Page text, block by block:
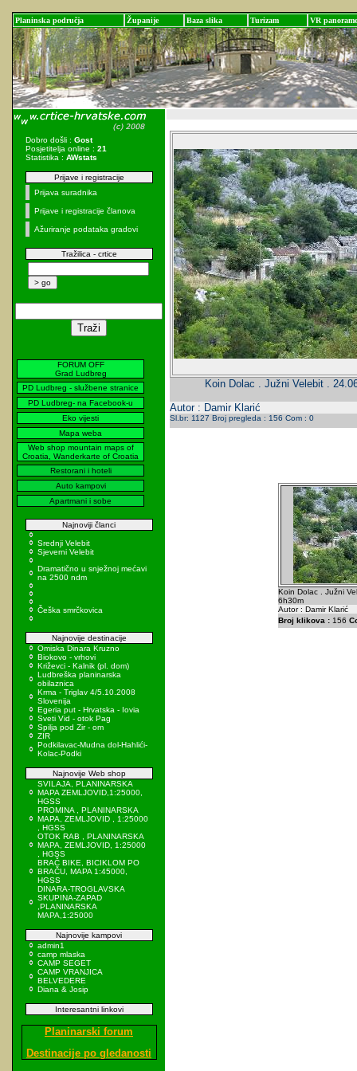
Planinska područja Županije Baza slika Turizam VR panorame
Dobro došli : Gost
Posjetitelja online : 21
Statistika : AWstats
Prijave i registracije
Prijava suradnika
Prijave i registracije članova
Ažuriranje podataka gradovi
Tražilica - crtice
FORUM OFF
Grad Ludbreg
PD Ludbreg - službene stranice
PD Ludbreg- na Facebook-u
Eko vijesti
Mapa weba
Web shop mountain maps of
Croatia, Wanderkarte of Croatia
Restorani i hoteli
Auto kampovi
Apartmani i sobe
Najnoviji članci
Srednji Velebit
Sjeverni Velebit
Dramatično u snježnoj mećavi
na 2500 ndm
Češka smrčkovica
Najnovije destinacije
Omiska Dinara Kruzno
Biokovo - vrhovi
Križevci - Kalnik (pl. dom)
Ludbreška planinarska
obilaznica
Krma - Triglav 4/5.10.2008
Slovenija
Egeria put - Hrvatska - Iovia
Sveti Vid - otok Pag
Spilja pod Zir - om
ZIR
Podkilavac-Mudna dol-Hahlići-
Kolac-Podki
Najnovije Web shop
SVILAJA, PLANINARSKA
MAPA ZEMLJOVID,1:25000,
HGSS
PROMINA , PLANINARSKA
MAPA, ZEMLJOVID , 1:25000
, HGSS
OTOK RAB , PLANINARSKA
MAPA, ZEMLJOVID, 1:25000
, HGSS
BRAČ BIKE, BICIKLOM PO
BRAČU, MAPA 1:45000,
HGSS
DINARA-TROGLAVSKA
SKUPINA-ZAPAD
,PLANINARSKA
MAPA,1:25000
Najnovije kampovi
admin1
camp mlaska
CAMP SEGET
CAMP VRANJICA
BELVEDERE
Diana & Josip
Interesantni linkovi
Planinarski forum
Destinacije po gledanosti
Koin Dolac . Južni Velebit .
Autor : Damir Klarić
Sl.br: 1127 Broj pregleda : 156 Com : 0
Koin Dolac . Južni
6h30m
Autor : Damir Klarić
Broj klikova :156